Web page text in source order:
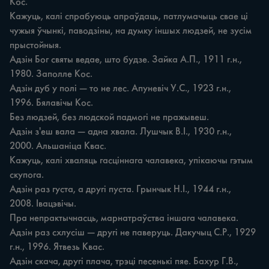
Кос.
Кажуць, калі спрабуюць апраўдаць, патлумачыць свае ці
чужыя ўчынкі, паводзіны, на думку іншых людзей, не зусім
прыстойныя.
Адзін Бог святы ведае, што будзе. Зайка А.П., 1911 г.н.,
1980. Заполле Кос.
Адзін дуб у полі — то не лес. Апуневіч У.С., 1923 г.н.,
1996. Бялавічы Кос.
Без людзей, без людской падмогі не пражывеш.
Адзін з'еш вала — адна хвала. Лушчык В.І., 1930 г.н.,
2000. Альшаніца Квас.
Кажуць, калі хваляць гасціннага чалавека, упікаючы гэтым
скупога.
Адзін раз густа, а другі пуста. Грынчык Н.І., 1944 г.н.,
2008. Івацэвічы.
Пра непрактычнасць, марнатраўства іншага чалавека.
Адзін раз схлусіш — другі не паверуць. Дакучыц С.Р., 1929
г.н., 1996. Ятвезь Квас.
Адзін скача, другі плача, трэці песенькі пяе. Бахур Г.В.,